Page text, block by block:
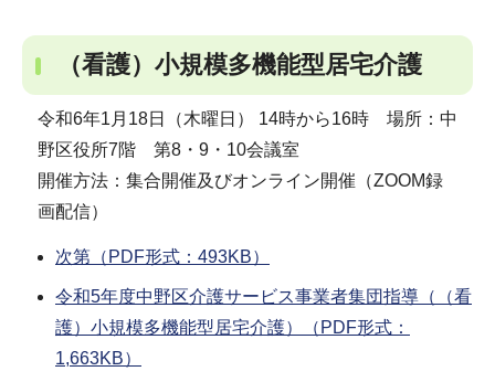
（看護）小規模多機能型居宅介護
令和6年1月18日（木曜日） 14時から16時 場所：中
野区役所7階 第8・9・10会議室
開催方法：集合開催及びオンライン開催（ZOOM録
画配信）
次第（PDF形式：493KB）
令和5年度中野区介護サービス事業者集団指導（（看
護）小規模多機能型居宅介護）（PDF形式：
1,663KB）